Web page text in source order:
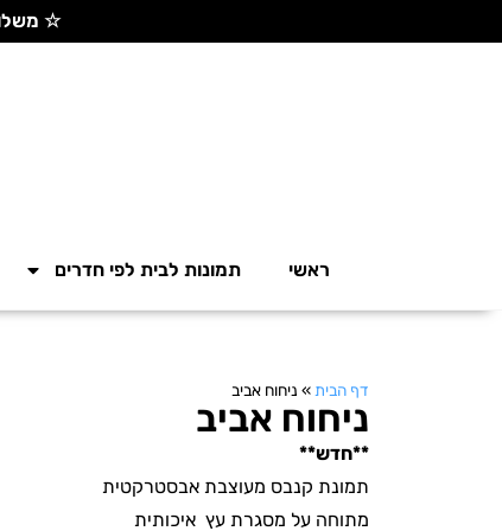
☆ משלוח חינם בקנייה
ראשי תמונות לבית לפי חדרים
דף הבית » ניחוח אביב
ניחוח אביב
**חדש**
תמונת קנבס מעוצבת אבסטרקטית
מתוחה על מסגרת עץ איכותית